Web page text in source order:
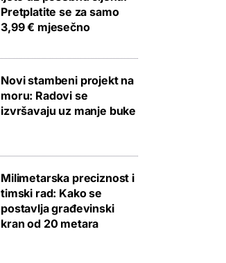
Pretplatite se za samo
3,99 € mjesečno
Novi stambeni projekt na
moru: Radovi se
izvršavaju uz manje buke
Milimetarska preciznost i
timski rad: Kako se
postavlja građevinski
kran od 20 metara